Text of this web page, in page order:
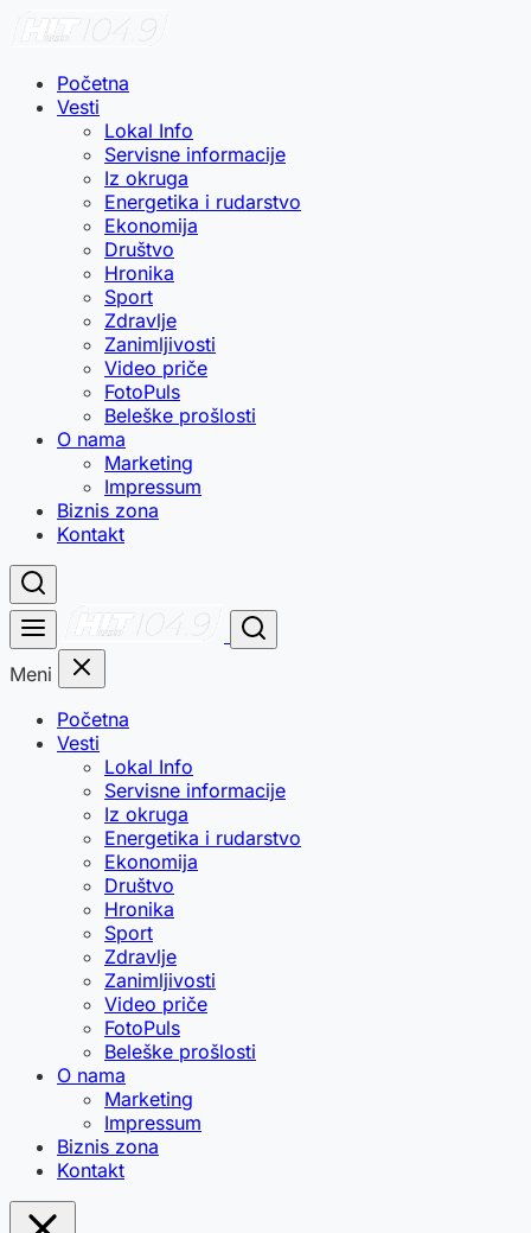
Početna
Vesti
Lokal Info
Servisne informacije
Iz okruga
Energetika i rudarstvo
Ekonomija
Društvo
Hronika
Sport
Zdravlje
Zanimljivosti
Video priče
FotoPuls
Beleške prošlosti
O nama
Marketing
Impressum
Biznis zona
Kontakt
Meni
Početna
Vesti
Lokal Info
Servisne informacije
Iz okruga
Energetika i rudarstvo
Ekonomija
Društvo
Hronika
Sport
Zdravlje
Zanimljivosti
Video priče
FotoPuls
Beleške prošlosti
O nama
Marketing
Impressum
Biznis zona
Kontakt